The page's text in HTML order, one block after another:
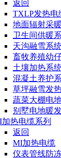
返回
TXLP发热电
地面辐射采
卫生间供暖
天沟融雪系
畜牧养殖幼
土壤加热系
混凝土养护
草坪融雪发
蔬菜大棚电
别墅电地暖
热电缆系列
返回
MI加热电缆
仪表管线防